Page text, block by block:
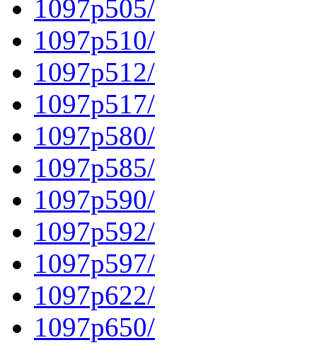
1097p505/
1097p510/
1097p512/
1097p517/
1097p580/
1097p585/
1097p590/
1097p592/
1097p597/
1097p622/
1097p650/